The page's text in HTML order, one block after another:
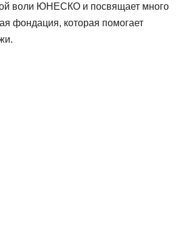
воли ЮНЕСКО и посвящает много
фондация, которая помогает